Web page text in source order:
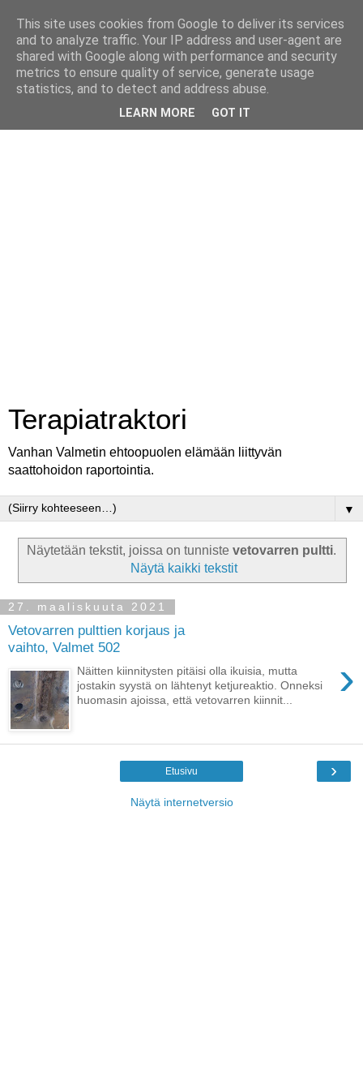
Terapiatraktori
Vanhan Valmetin ehtoopuolen elämään liittyvän
saattohoidon raportointia.
▼
Näytetään tekstit, joissa on tunniste vetovarren pultti.
Näytä kaikki tekstit
27. maaliskuuta 2021
Vetovarren pulttien korjaus ja
vaihto, Valmet 502
›
Näitten kiinnitysten pitäisi olla ikuisia, mutta
jostakin syystä on lähtenyt ketjureaktio. Onneksi
huomasin ajoissa, että vetovarren kiinnit...
›
Etusivu
Näytä internetversio
This site uses cookies from Google to deliver its services
and to analyze traffic. Your IP address and user-agent are
shared with Google along with performance and security
metrics to ensure quality of service, generate usage
statistics, and to detect and address abuse.
LEARN MORE GOT IT